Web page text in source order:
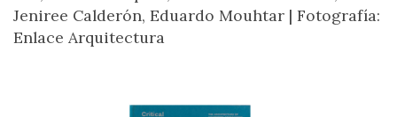
Jeniree Calderón, Eduardo Mouhtar | Fotografía:
Enlace Arquitectura